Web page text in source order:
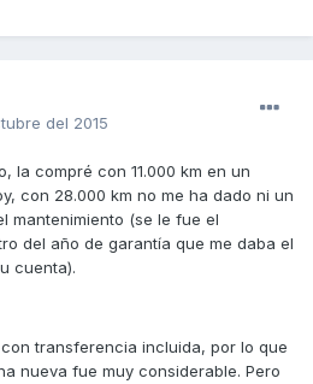
del 2015
la compré con 11.000 km en un
con 28.000 km no me ha dado ni un
mantenimiento (se le fue el
del año de garantía que me daba el
cuenta).
transferencia incluida, por lo que
nueva fue muy considerable. Pero